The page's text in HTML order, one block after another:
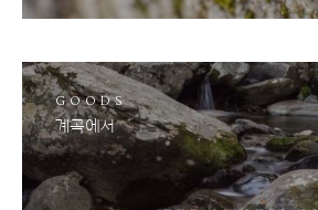
GOODS
계곡에서